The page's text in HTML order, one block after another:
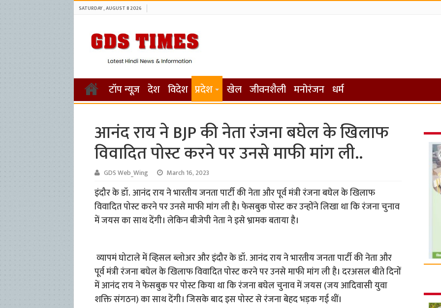
SATURDAY , AUGUST 8 2026
टॉप न्यूज़ देश विदेश प्रदेश खेल जीवनशैली मनोरंजन धर्म
आनंद राय ने BJP की नेता रंजना बघेल के खिलाफ
विवादित पोस्ट करने पर उनसे माफी मांग ली..
GDS Web_Wing March 16, 2023
इंदौर के डॉ. आनंद राय ने भारतीय जनता पार्टी की नेता और पूर्व मंत्री रंजना बघेल के खिलाफ
विवादित पोस्ट करने पर उनसे माफी मांग ली है। फेसबुक पोस्ट कर उन्होंने लिखा था कि रंजना चुनाव
में जयस का साथ देंगी। लेकिन बीजेपी नेता ने इसे भ्रामक बताया है।
व्यापमं घोटाले में व्हिसल ब्लोअर और इंदौर के डॉ. आनंद राय ने भारतीय जनता पार्टी की नेता और
पूर्व मंत्री रंजना बघेल के खिलाफ विवादित पोस्ट करने पर उनसे माफी मांग ली है। दरअसल बीते दिनों
में आनंद राय ने फेसबुक पर पोस्ट किया था कि रंजना बघेल चुनाव में जयस (जय आदिवासी युवा
शक्ति संगठन) का साथ देंगी। जिसके बाद इस पोस्ट से रंजना बेहद भड़क गई थीं।